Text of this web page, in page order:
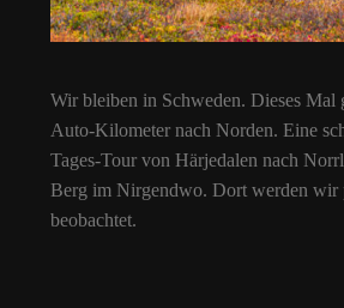
Wir bleiben in Schweden. Dieses Mal
Auto-Kilometer nach Norden. Eine
Tages-Tour von Härjedalen nach
Berg im Nirgendwo. Dort werden wir
beobachtet.